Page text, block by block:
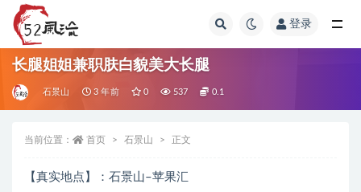
登录
长腿姐姐兼职肤白貌美大长腿
石景山 3 年前 0 537 0.1
当前位置： 首页 石景山 正文
【真实地点】：石景山–苹果汇